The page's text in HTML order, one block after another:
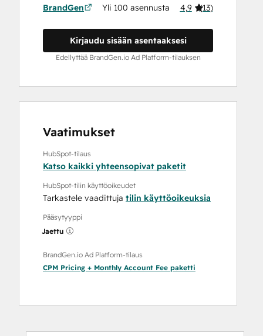
BrandGen Yli 100 asennusta 4,9 (13)
Kirjaudu sisään asentaaksesi
Edellyttää BrandGen.io Ad Platform-tilauksen
Vaatimukset
HubSpot-tilaus
Katso kaikki yhteensopivat paketit
HubSpot-tilin käyttöoikeudet
Tarkastele vaadittuja tilin käyttöoikeuksia
Pääsytyyppi
Jaettu
BrandGen.io Ad Platform-tilaus
CPM Pricing + Monthly Account Fee paketti